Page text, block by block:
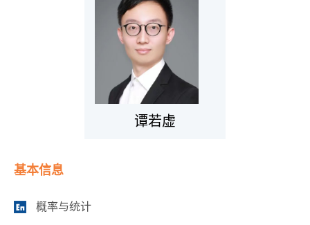
基本信息
概率与统计
谭若虚